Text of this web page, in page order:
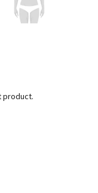
product.